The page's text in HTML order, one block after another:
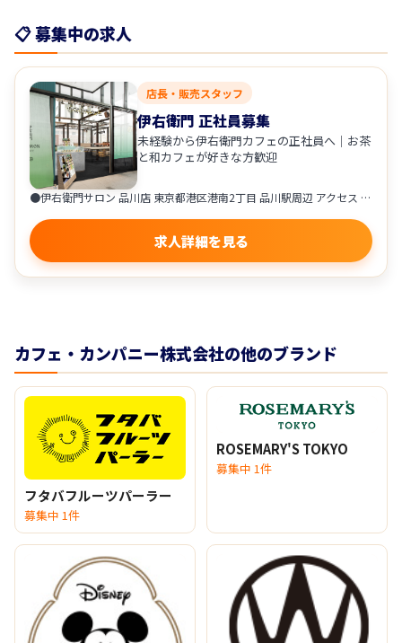
📋 募集中の求人
店長・販売スタッフ
伊右衛門 正社員募集
未経験から伊右衛門カフェの正社員へ｜お茶
と和カフェが好きな方歓迎
●伊右衛門サロン 品川店 東京都港区港南2丁目 品川駅周辺 アクセス ・各線「品川駅」より徒歩圏内 ●伊右衛門サロン ラゾーナ川崎店 神奈川県川崎市幸区堀川町72-1 ラゾーナ川崎プラザ内 アクセス ・JR「川崎駅」より徒歩1分 ・京急本線「京急川崎駅」より徒歩3分 配属は、希望や通勤を考慮して決定します。
求人詳細を見る
カフェ・カンパニー株式会社の他のブランド
フタバフルーツパーラー
募集中 1件
ROSEMARY'S TOKYO
募集中 1件